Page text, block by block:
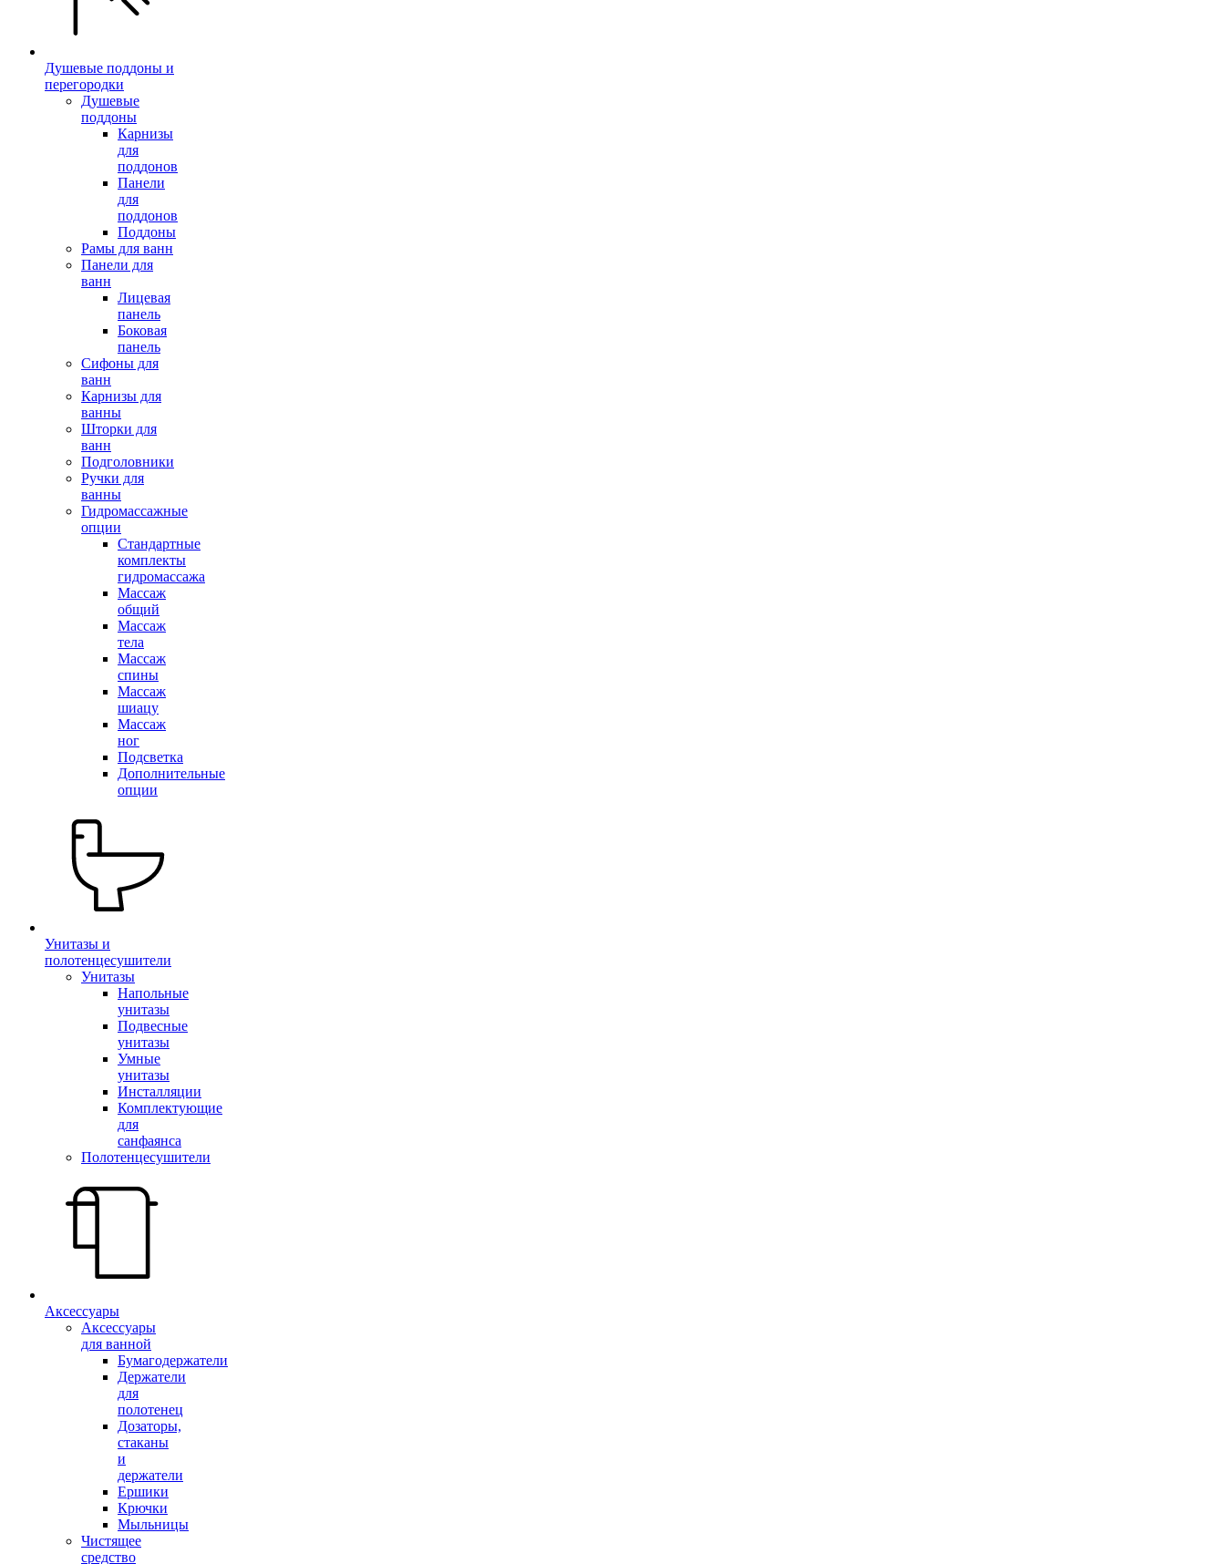
Душевые поддоны и
перегородки
Душевые
поддоны
Карнизы
для
поддонов
Панели
для
поддонов
Поддоны
Рамы для ванн
Панели для
ванн
Лицевая
панель
Боковая
панель
Сифоны для
ванн
Карнизы для
ванны
Шторки для
ванн
Подголовники
Ручки для
ванны
Гидромассажные
опции
Стандартные
комплекты
гидромассажа
Массаж
общий
Массаж
тела
Массаж
спины
Массаж
шиацу
Массаж
ног
Подсветка
Дополнительные
опции
Унитазы и
полотенцесушители
Унитазы
Напольные
унитазы
Подвесные
унитазы
Умные
унитазы
Инсталляции
Комплектующие
для
санфаянса
Полотенцесушители
Аксессуары
Аксессуары
для ванной
Бумагодержатели
Держатели
для
полотенец
Дозаторы,
стаканы
и
держатели
Ершики
Крючки
Мыльницы
Чистящее
средство